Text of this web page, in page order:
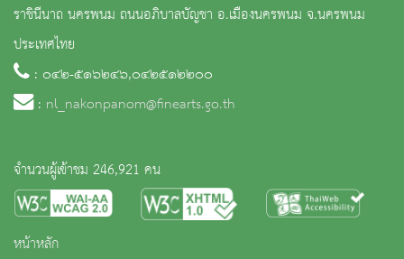
ราชินีนาถ นครพนม ถนนอภิบาลบัญชา อ.เมืองนครพนม จ.นครพนม
ประเทศไทย
: ๐๔๒-๕๑๖๒๔๖,๐๔๒๕๑๒๒๐๐
: nl_nakonpanom@finearts.go.th
จำนวนผู้เข้าชม 246,921 คน
หน้าหลัก